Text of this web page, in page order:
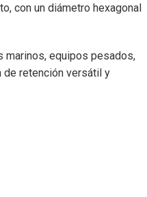
con un diámetro hexagonal
marinos, equipos pesados,
de retención versátil y